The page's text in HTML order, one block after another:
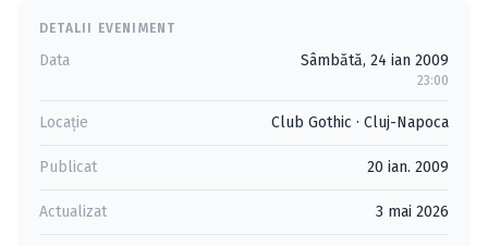
DETALII EVENIMENT
Data Sâmbătă, 24 ian 2009
23:00
Locație Club Gothic · Cluj-Napoca
Publicat 20 ian. 2009
Actualizat 3 mai 2026